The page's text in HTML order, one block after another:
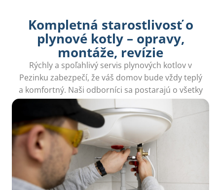
Kompletná starostlivosť o
plynové kotly – opravy,
montáže, revízie
Rýchly a spoľahlivý servis plynových kotlov v
Pezinku zabezpečí, že váš domov bude vždy teplý
a komfortný. Naši odborníci sa postarajú o všetky
opravy a údržbu, aby ste sa nemuseli obávať.